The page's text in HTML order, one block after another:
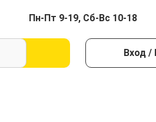
Пн-Пт 9-19, Сб-Вс 10-18
Вход /